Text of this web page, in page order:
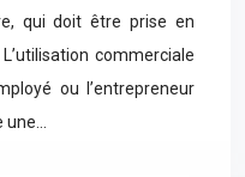
qui doit être prise en
commerciale
ou l’entrepreneur
une…